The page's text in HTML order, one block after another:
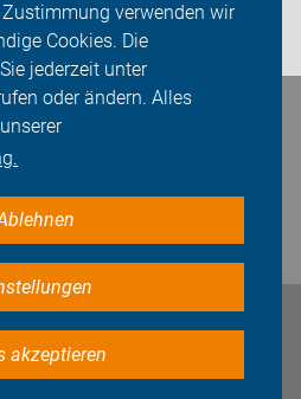
verwenden wir
Cookies. Die
jederzeit unter
oder ändern. Alles
akzeptieren